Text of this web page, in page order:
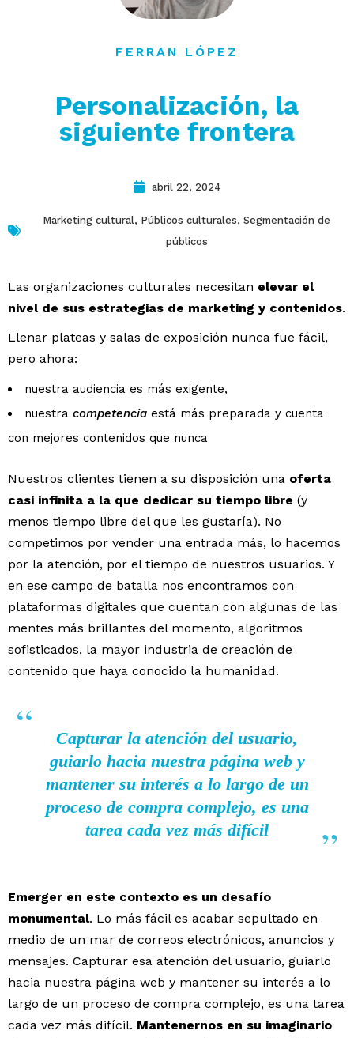
FERRAN LÓPEZ
Personalización, la
siguiente frontera
abril 22, 2024
Marketing cultural, Públicos culturales, Segmentación de
públicos
Las organizaciones culturales necesitan elevar el
nivel de sus estrategias de marketing y contenidos.
Llenar plateas y salas de exposición nunca fue fácil,
pero ahora:
nuestra audiencia es más exigente,
nuestra competencia está más preparada y cuenta
con mejores contenidos que nunca
Nuestros clientes tienen a su disposición una oferta
casi infinita a la que dedicar su tiempo libre (y
menos tiempo libre del que les gustaría). No
competimos por vender una entrada más, lo hacemos
por la atención, por el tiempo de nuestros usuarios. Y
en ese campo de batalla nos encontramos con
plataformas digitales que cuentan con algunas de las
mentes más brillantes del momento, algoritmos
sofisticados, la mayor industria de creación de
contenido que haya conocido la humanidad.
Capturar la atención del usuario,
guiarlo hacia nuestra página web y
mantener su interés a lo largo de un
proceso de compra complejo, es una
tarea cada vez más difícil
Emerger en este contexto es un desafío
monumental. Lo más fácil es acabar sepultado en
medio de un mar de correos electrónicos, anuncios y
mensajes. Capturar esa atención del usuario, guiarlo
hacia nuestra página web y mantener su interés a lo
largo de un proceso de compra complejo, es una tarea
cada vez más difícil. Mantenernos en su imaginario